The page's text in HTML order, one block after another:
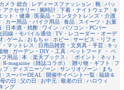
メラ 総合 | レディースファッション | 靴 | バッ
アクセサリー | 腕時計 | 下着・ナイトウェア | キ
ット・健康 | 医薬品・コンタクトレンズ・介護
| カー用品・バイク用品 | 食品 | スイーツ・お菓
| 日本酒・焼酎 | ワイン | パソコン・PCパー
回線・モバイル通信 | TV・レコーダー・オーデ
| ゲーム | おもちゃ | ホビー | サービス・リフォ
マットレス | 日用品雑貨・文房具・手芸 | キッ
物 | ガーデン・DIY・工具 | ペットフード ・ ペ
フ用品 | 本 （楽天ブックス ） | ポイント | ネット
| R-magazine（雑誌コラボ） | 贈り物・ギフト | フ
プ| ディズニーゾーン | サンリオゾーン | まち
| スーパーDEAL | 開催中イベント一覧 | 福袋＆
母の日 | 父の日 | お中元 | 敬老の日 | ハロウィ
ング